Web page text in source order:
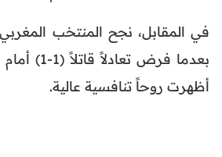
في المقابل، نجح المنتخب
بعدما فرض
أظهرت روحاً تنافسية عالية.